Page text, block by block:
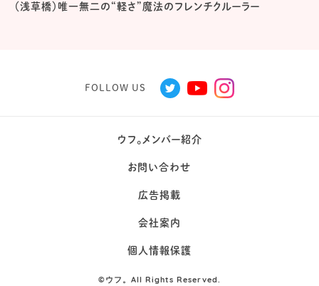
（浅草橋）唯一無二の“軽さ”魔法のフレンチクルーラー
FOLLOW US
ウフ。メンバー紹介
お問い合わせ
広告掲載
会社案内
個人情報保護
©ウフ。All Rights Reserved.